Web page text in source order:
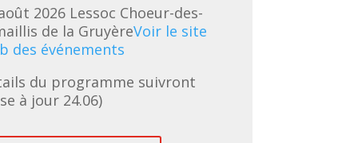
2026 Lessoc Choeur-des-
de la GruyèreVoir le site
des événements
du programme suivront
à jour 24.06)